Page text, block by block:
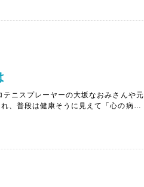
ニスプレーヤーの大坂なおみさんや元
、普段は健康そうに見えて「心の病」